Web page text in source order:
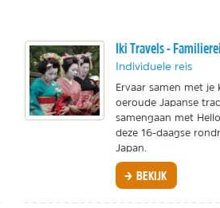
Iki Travels -
Individuele reis
Ervaar samen met je
oeroude Japanse
samengaan met
deze 16-daagse
Japan.
BEKIJK